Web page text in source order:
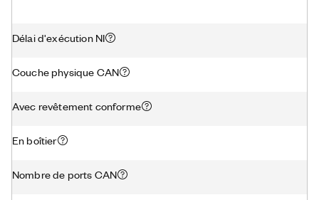
Délai d'exécution NI
Couche physique CAN
Avec revêtement conforme
En boîtier
Nombre de ports CAN